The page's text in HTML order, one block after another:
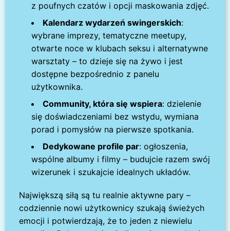
z poufnych czatów i opcji maskowania zdjęć.
Kalendarz wydarzeń swingerskich:
wybrane imprezy, tematyczne meetupy,
otwarte noce w klubach seksu i alternatywne
warsztaty – to dzieje się na żywo i jest
dostępne bezpośrednio z panelu
użytkownika.
Community, która się wspiera: dzielenie
się doświadczeniami bez wstydu, wymiana
porad i pomysłów na pierwsze spotkania.
Dedykowane profile par: ogłoszenia,
wspólne albumy i filmy – budujcie razem swój
wizerunek i szukajcie idealnych układów.
Największą siłą są tu realnie aktywne pary –
codziennie nowi użytkownicy szukają świeżych
emocji i potwierdzają, że to jeden z niewielu